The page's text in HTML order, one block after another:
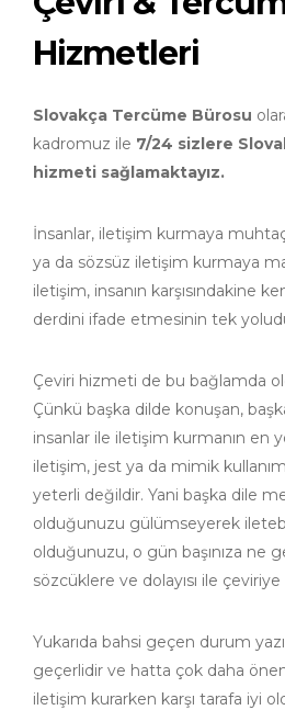
Hizmetleri
Slovakça Tercüme Bürosu
kadromuz ile 7/24 sizlere
hizmeti sağlamaktayız.
İnsanlar, iletişim kurmaya
ya da sözsüz iletişim kurmaya
iletişim, insanın karşısındakine
derdini ifade etmesinin tek
Çeviri hizmeti de bu bağlamda
Çünkü başka dilde konuşan,
insanlar ile iletişim kurmanın en
iletişim, jest ya da mimik
yeterli değildir. Yani başka dile
olduğunuzu gülümseyerek
olduğunuzu, o gün başınıza ne
sözcüklere ve dolayısı ile
Yukarıda bahsi geçen durum
geçerlidir ve hatta çok daha
iletişim kurarken karşı tarafa iyi